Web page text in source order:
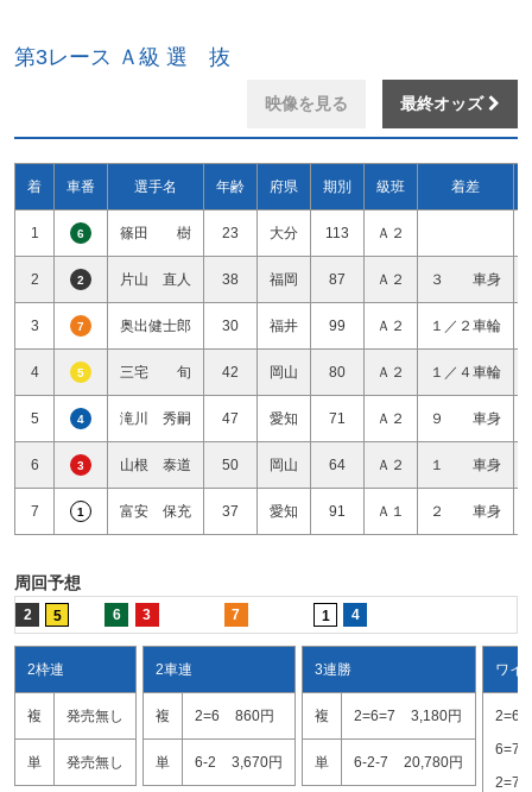
第3レース Ａ級 選 抜
映像を見る 最終オッズ
着 車番 選手名 年齢 府県 期別 級班 着差
1 6 篠田 樹 23 大分 113 Ａ２
2 2 片山 直人 38 福岡 87 Ａ２ ３ 車身
3 7 奥出健士郎 30 福井 99 Ａ２ １／２車輪
4 5 三宅 旬 42 岡山 80 Ａ２ １／４車輪
5 4 滝川 秀嗣 47 愛知 71 Ａ２ ９ 車身
6 3 山根 泰道 50 岡山 64 Ａ２ １ 車身
7 1 富安 保充 37 愛知 91 Ａ１ ２ 車身
周回予想
2 5 6 3 7 1 4
2枠連
複 発売無し
単 発売無し
2車連
複 2=6 860円
単 6-2 3,670円
3連勝
複 2=6=7 3,180円
単 6-2-7 20,780円
ワイ
2=6
6=7
2=7